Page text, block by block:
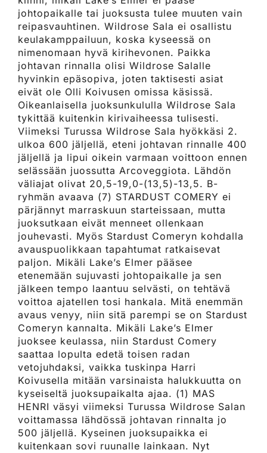
johtopaikalle tai juoksusta tulee muuten vain
reipasvauhtinen. Wildrose Sala ei osallistu
keulakamppailuun, koska kyseessä on
nimenomaan hyvä kirihevonen. Paikka
johtavan rinnalla olisi Wildrose Salalle
hyvinkin epäsopiva, joten taktisesti asiat
eivät ole Olli Koivusen omissa käsissä.
Oikeanlaisella juoksunkululla Wildrose Sala
tykittää kuitenkin kirivaiheessa tulisesti.
Viimeksi Turussa Wildrose Sala hyökkäsi 2.
ulkoa 600 jäljellä, eteni johtavan rinnalle 400
jäljellä ja lipui oikein varmaan voittoon ennen
selässään juossutta Arcoveggiota. Lähdön
väliajat olivat 20,5-19,0-(13,5)-13,5. B-
ryhmän avaava (7) STARDUST COMERY ei
pärjännyt marraskuun starteissaan, mutta
juoksutkaan eivät menneet ollenkaan
jouhevasti. Myös Stardust Comeryn kohdalla
avauspuolikkaan tapahtumat ratkaisevat
paljon. Mikäli Lake’s Elmer pääsee
etenemään sujuvasti johtopaikalle ja sen
jälkeen tempo laantuu selvästi, on tehtävä
voittoa ajatellen tosi hankala. Mitä enemmän
avaus venyy, niin sitä parempi se on Stardust
Comeryn kannalta. Mikäli Lake’s Elmer
juoksee keulassa, niin Stardust Comery
saattaa lopulta edetä toisen radan
vetojuhdaksi, vaikka tuskinpa Harri
Koivusella mitään varsinaista halukkuutta on
kyseiseltä juoksupaikalta ajaa. (1) MAS
HENRI väsyi viimeksi Turussa Wildrose Salan
voittamassa lähdössä johtavan rinnalta jo
500 jäljellä. Kyseinen juoksupaikka ei
kuitenkaan sovi ruunalle lainkaan. Nyt